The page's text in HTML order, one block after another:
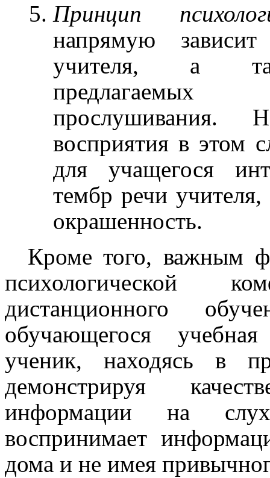
Принцип
напрямую
учителя, а
прослушивания.
восприятия в этом
для учащегося
тембр речи
окрашенность.
Кроме того, важным
психологической
дистанционного
обучающегося
ученик, находясь в
демонстрируя
информации на
воспринимает
дома и не имея